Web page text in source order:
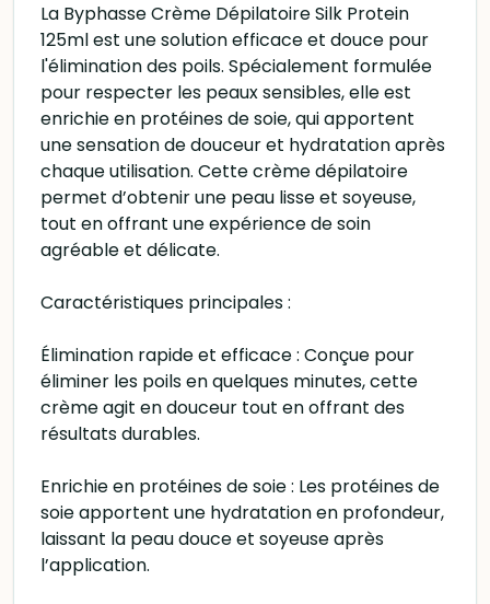
La Byphasse Crème Dépilatoire Silk Protein
125ml est une solution efficace et douce pour
l'élimination des poils. Spécialement formulée
pour respecter les peaux sensibles, elle est
enrichie en protéines de soie, qui apportent
une sensation de douceur et hydratation après
chaque utilisation. Cette crème dépilatoire
permet d’obtenir une peau lisse et soyeuse,
tout en offrant une expérience de soin
agréable et délicate.
Caractéristiques principales :
Élimination rapide et efficace : Conçue pour
éliminer les poils en quelques minutes, cette
crème agit en douceur tout en offrant des
résultats durables.
Enrichie en protéines de soie : Les protéines de
soie apportent une hydratation en profondeur,
laissant la peau douce et soyeuse après
l’application.